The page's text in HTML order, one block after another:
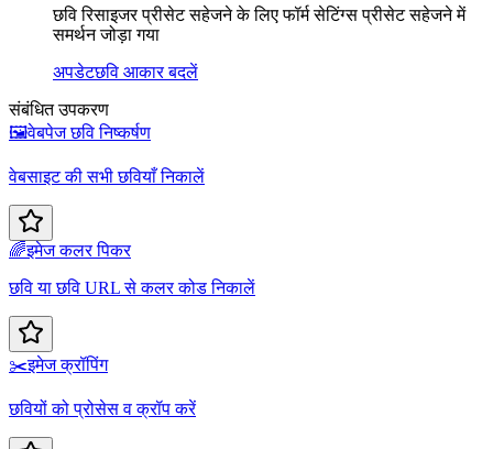
छवि रिसाइजर प्रीसेट सहेजने के लिए फॉर्म सेटिंग्स प्रीसेट सहेजने में
समर्थन जोड़ा गया
अपडेटछवि आकार बदलें
संबंधित उपकरण
🖼️वेबपेज छवि निष्कर्षण
वेबसाइट की सभी छवियाँ निकालें
🌈इमेज कलर पिकर
छवि या छवि URL से कलर कोड निकालें
✂️इमेज क्रॉपिंग
छवियों को प्रोसेस व क्रॉप करें